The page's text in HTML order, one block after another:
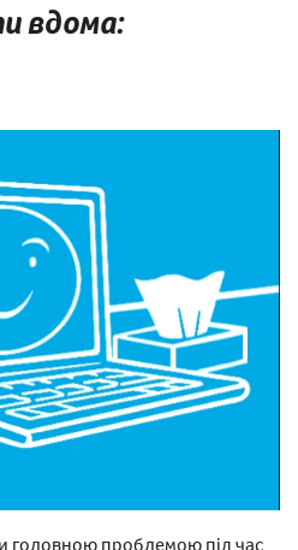
вдома:
головною проблемою під час